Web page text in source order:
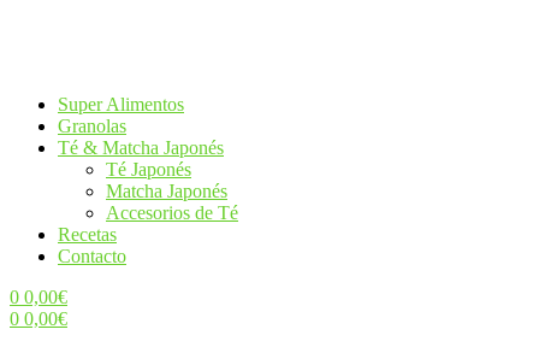
Super Alimentos
Granolas
Té & Matcha Japonés
Té Japonés
Matcha Japonés
Accesorios de Té
Recetas
Contacto
0 0,00€
0 0,00€